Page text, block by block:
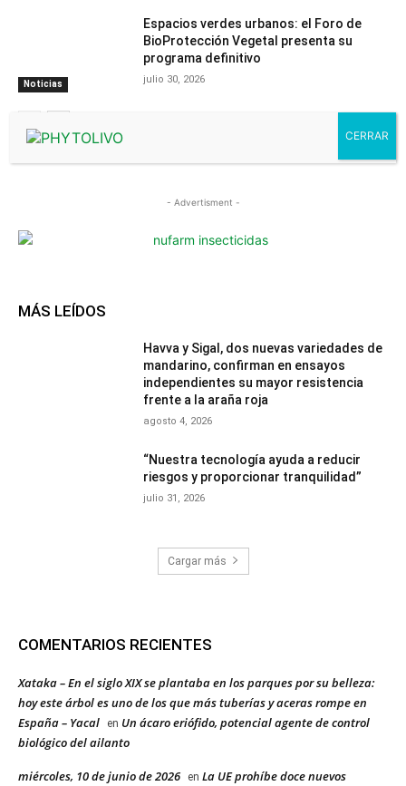
Noticias
Espacios verdes urbanos: el Foro de
BioProtección Vegetal presenta su
programa definitivo
julio 30, 2026
- Advertisment -
MÁS LEÍDOS
Havva y Sigal, dos nuevas variedades de
mandarino, confirman en ensayos
independientes su mayor resistencia
frente a la araña roja
agosto 4, 2026
“Nuestra tecnología ayuda a reducir
riesgos y proporcionar tranquilidad”
julio 31, 2026
Cargar más
COMENTARIOS RECIENTES
Xataka – En el siglo XIX se plantaba en los parques por su belleza:
hoy este árbol es uno de los que más tuberías y aceras rompe en
España – Yacal
en Un ácaro eriófido, potencial agente de control
biológico del ailanto
miércoles, 10 de junio de 2026 en La UE prohíbe doce nuevos